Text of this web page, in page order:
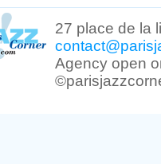
27 place de la
Agency open